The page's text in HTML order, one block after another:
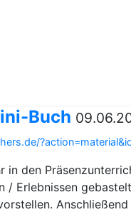
Buch
in den
/ Erlebnissen